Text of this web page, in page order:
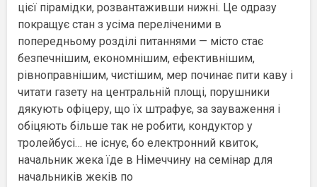
цієї пірамідки, розвантаживши нижні. Це одразу
покращує стан з усіма переліченими в
попередньому розділі питаннями — місто стає
безпечнішим, економнішим, ефективнішим,
рівноправнішим, чистішим, мер починає пити каву і
читати газету на центральній площі, порушники
дякують офіцеру, що їх штрафує, за зауваження і
обіцяють більше так не робити, кондуктор у
тролейбусі… не існує, бо електронний квиток,
начальник жека їде в Німеччину на семінар для
начальників жеків по